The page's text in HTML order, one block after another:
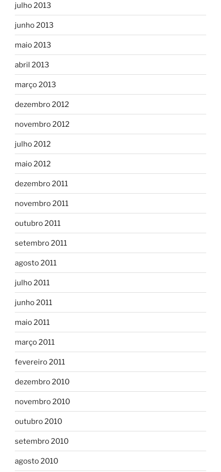
julho 2013
junho 2013
maio 2013
abril 2013
março 2013
dezembro 2012
novembro 2012
julho 2012
maio 2012
dezembro 2011
novembro 2011
outubro 2011
setembro 2011
agosto 2011
julho 2011
junho 2011
maio 2011
março 2011
fevereiro 2011
dezembro 2010
novembro 2010
outubro 2010
setembro 2010
agosto 2010